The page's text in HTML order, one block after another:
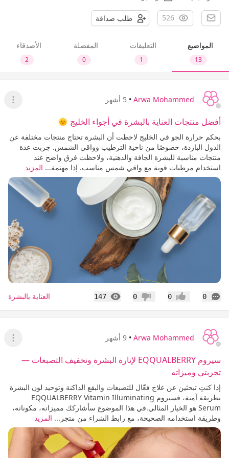
526 طلب صداقة
المواضيع
13
التعليقات
1
المفضلة
0
الأصدقاء
2
Arwa Mohammed
• 5 أشهر
عرض
أفضل منتجات العناية بالبشرة في أجواء الخليج 🌞
بحكم حرارة الجو في الخليج لاحظت أن البشرة تحتاج منتجات مختلفة عن
الدول الباردة، خصوصًا من ناحية الترطيب وواقي الشمس. جربت عدة
منتجات مناسبة للبشرة الجافة والدهنية، ولاحظت فرق واضح عند
استخدام مرطبات قوية مع واقي شمس مناسب. إذا مهتمة... المزيد
0
التعليقات إعجاب0 عدم إعجاب
0
147
المشاهدات العناية بالبشرة
Arwa Mohammed
• 9 أشهر
عرض
سيروم EQQUALBERRY لإنارة البشرة وتخفيف التصبغات —
تجربتي وميزاته
إذا كنتِ تبحثين عن علاج فعّال للتصبغات والبقع الداكنة وتوحيد لون البشرة
بطريقة آمنة، فسيروم EQQUALBERRY Vitamin Illuminating
Serum هو الخيار المثالي.في هذا الموضوع سأشاركك مميزاته، مكوناته،
وطريقة استخدامه الصحيحة، مع رابط الشراء من متجر... المزيد